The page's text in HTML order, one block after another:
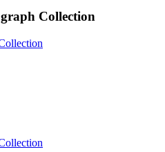
Collection